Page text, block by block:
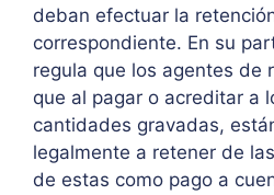
deban efectuar la
correspondiente. En su
regula que los agentes de
que al pagar o acreditar a
cantidades gravadas,
legalmente a retener de
de estas como pago a